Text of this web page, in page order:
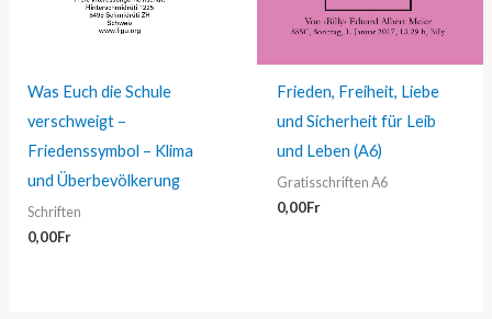
Was Euch die Schule
verschweigt –
Friedenssymbol – Klima
und Überbevölkerung
Schriften
0,00Fr
Frieden, Freiheit, Liebe
und Sicherheit für Leib
und Leben (A6)
Gratisschriften A6
0,00Fr